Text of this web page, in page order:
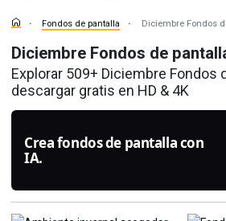
Fondos de pantalla Diciembre Fondos
Diciembre Fondos de
Explorar 509+ Diciembre Fondos
descargar gratis en HD & 4K
Crea fondos de pantalla con
IA.